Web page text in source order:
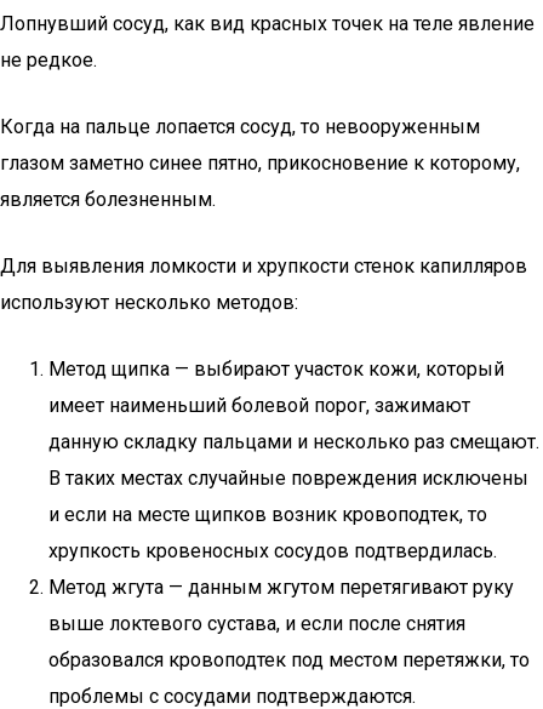
Лопнувший сосуд, как вид красных точек на теле явление
не редкое.
Когда на пальце лопается сосуд, то невооруженным
глазом заметно синее пятно, прикосновение к которому,
является болезненным.
Для выявления ломкости и хрупкости стенок капилляров
используют несколько методов:
Метод щипка — выбирают участок кожи, который
имеет наименьший болевой порог, зажимают
данную складку пальцами и несколько раз смещают.
В таких местах случайные повреждения исключены
и если на месте щипков возник кровоподтек, то
хрупкость кровеносных сосудов подтвердилась.
Метод жгута — данным жгутом перетягивают руку
выше локтевого сустава, и если после снятия
образовался кровоподтек под местом перетяжки, то
проблемы с сосудами подтверждаются.